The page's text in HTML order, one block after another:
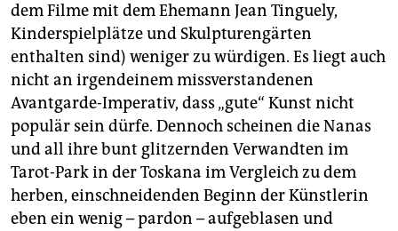
dem Filme mit dem Ehemann Jean Tinguely,
Kinderspielplätze und Skulpturengärten
enthalten sind) weniger zu würdigen. Es liegt auch
nicht an irgendeinem missverstandenen
Avantgarde-Imperativ, dass „gute“ Kunst nicht
populär sein dürfe. Dennoch scheinen die Nanas
und all ihre bunt glitzernden Verwandten im
Tarot-Park in der Toskana im Vergleich zu dem
herben, einschneidenden Beginn der Künstlerin
eben ein wenig – pardon – aufgeblasen und